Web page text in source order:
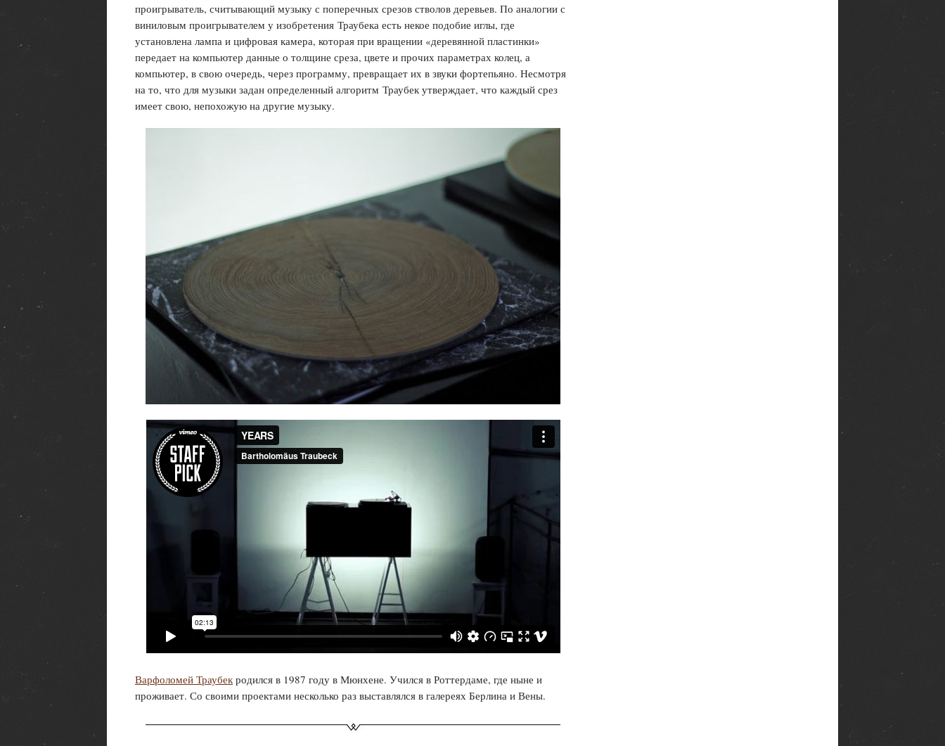
проигрыватель, считывающий музыку с поперечных срезов стволов деревьев. По аналогии с
виниловым проигрывателем у изобретения Траубек а есть некое подобие иглы, где
установлена лампа и цифровая камера, которая при вращении «деревянной пластинки»
передает на компьютер данные о толщине среза, цвете и прочих параметрах колец, а
компьютер, в свою очередь, через программу, превращает их в звуки фортепьяно. Несмотря
на то, что для музыки задан определенный алгоритм Траубек утверждает, что каждый срез
имеет свою, непохожую на другие музыку.
Варфоломей Траубекродился в 1987 году в Мюнхене. Учился в Роттердаме, где ныне и
проживает. Со своими проектами несколько раз выставлялся в галереях Берлина и Вены.